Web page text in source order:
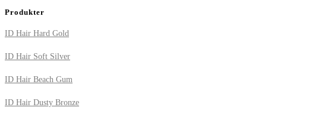
Produkter
ID Hair Hard Gold
ID Hair Soft Silver
ID Hair Beach Gum
ID Hair Dusty Bronze